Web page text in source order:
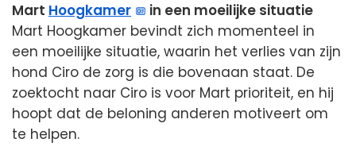
Mart Hoogkamer
in een moeilijke situatie
Mart Hoogkamer bevindt zich momenteel in
een moeilijke situatie, waarin het verlies van zijn
hond Ciro de zorg is die bovenaan staat. De
zoektocht naar Ciro is voor Mart prioriteit, en hij
hoopt dat de beloning anderen motiveert om
te helpen.